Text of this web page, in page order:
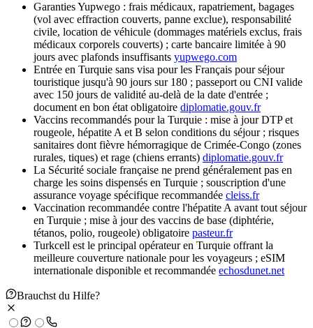
Garanties Yupwego : frais médicaux, rapatriement, bagages
(vol avec effraction couverts, panne exclue), responsabilité
civile, location de véhicule (dommages matériels exclus, frais
médicaux corporels couverts) ; carte bancaire limitée à 90
jours avec plafonds insuffisants yupwego.com
Entrée en Turquie sans visa pour les Français pour séjour
touristique jusqu'à 90 jours sur 180 ; passeport ou CNI valide
avec 150 jours de validité au-delà de la date d'entrée ;
document en bon état obligatoire diplomatie.gouv.fr
Vaccins recommandés pour la Turquie : mise à jour DTP et
rougeole, hépatite A et B selon conditions du séjour ; risques
sanitaires dont fièvre hémorragique de Crimée-Congo (zones
rurales, tiques) et rage (chiens errants) diplomatie.gouv.fr
La Sécurité sociale française ne prend généralement pas en
charge les soins dispensés en Turquie ; souscription d'une
assurance voyage spécifique recommandée cleiss.fr
Vaccination recommandée contre l'hépatite A avant tout séjour
en Turquie ; mise à jour des vaccins de base (diphtérie,
tétanos, polio, rougeole) obligatoire pasteur.fr
Turkcell est le principal opérateur en Turquie offrant la
meilleure couverture nationale pour les voyageurs ; eSIM
internationale disponible et recommandée echosdunet.net
Brauchst du Hilfe?